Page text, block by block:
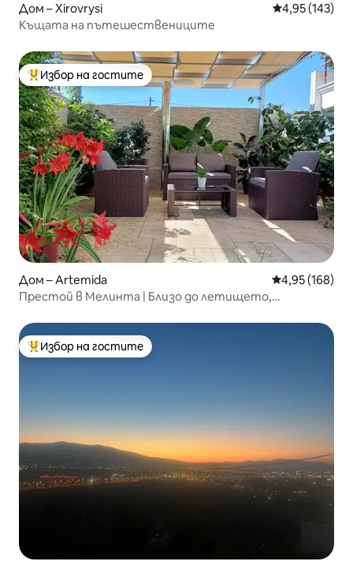
Дом – Xirovrysi Средна
4,95 (143)
Къщата на пътешествениците
Най-популярен избор на гостите
Избор на гостите
Дом – Artemida Средна
4,95 (168)
Престой в Мелинта | Близо до летището,
Най-популярен избор на гостите
Избор на гостите